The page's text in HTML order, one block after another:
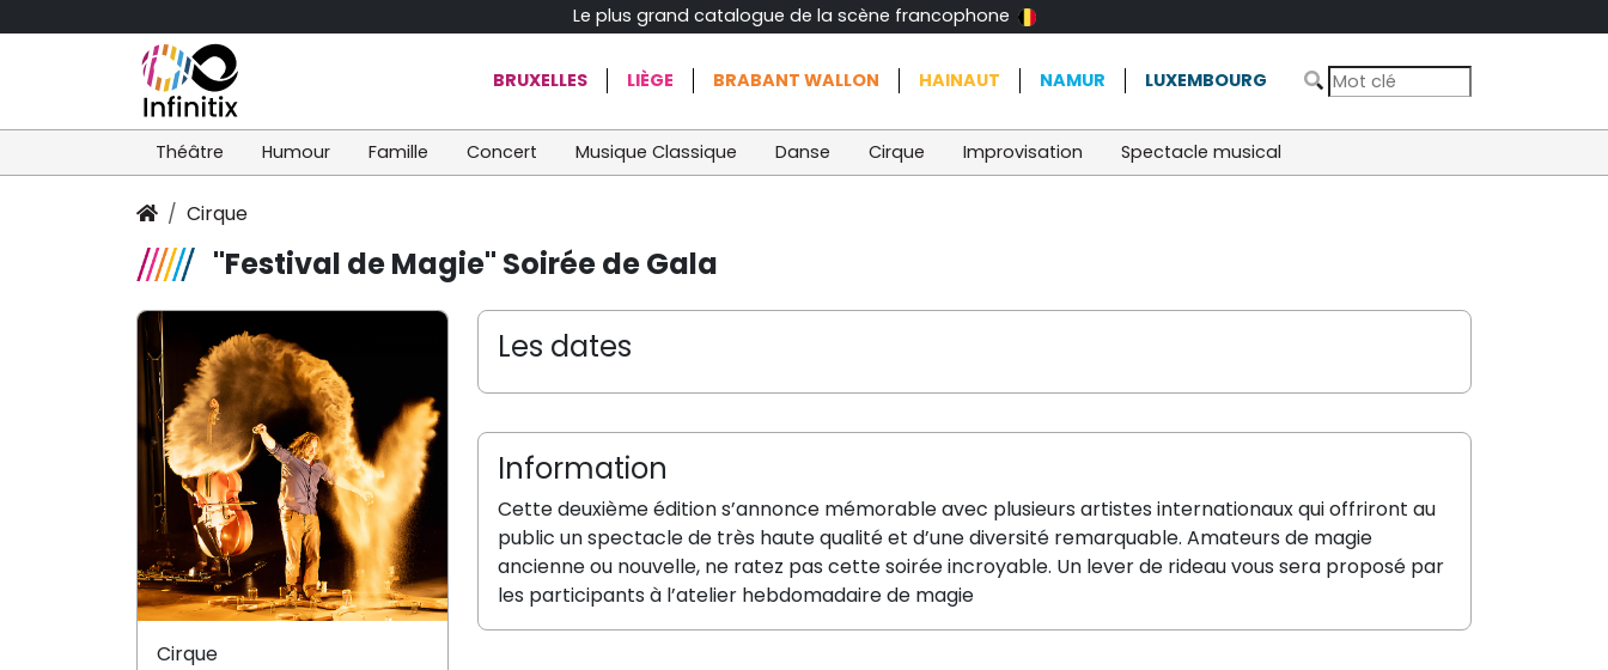
Le plus grand catalogue de la scène francophone
BRUXELLES LIÈGE BRABANT WALLON HAINAUT NAMUR LUXEMBOURG
Théâtre Humour Famille Concert Musique Classique Danse Cirque Improvisation Spectacle musical
Cirque
"Festival de Magie" Soirée de Gala
Les dates
Information
Cette deuxième édition s’annonce mémorable avec plusieurs artistes internationaux qui offriront au
public un spectacle de très haute qualité et d’une diversité remarquable. Amateurs de magie
ancienne ou nouvelle, ne ratez pas cette soirée incroyable. Un lever de rideau vous sera proposé par
les participants à l’atelier hebdomadaire de magie
Cirque